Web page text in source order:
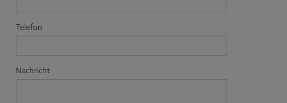
Telefon
Nachricht